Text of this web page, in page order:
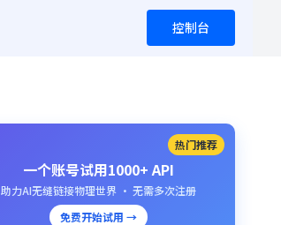
控制台
热门推荐
一个账号试用1000+ API
助力AI无缝链接物理世界 · 无需多次注册
免费开始试用 →